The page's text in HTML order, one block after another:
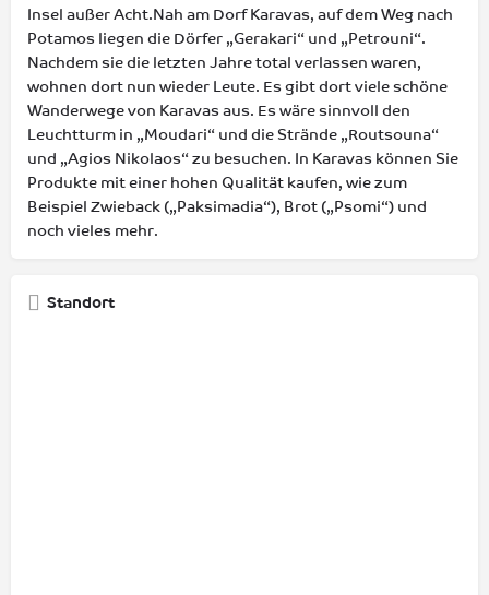
Insel außer Acht.Nah am Dorf Karavas, auf dem Weg nach
Potamos liegen die Dörfer „Gerakari“ und „Petrouni“.
Nachdem sie die letzten Jahre total verlassen waren,
wohnen dort nun wieder Leute. Es gibt dort viele schöne
Wanderwege von Karavas aus. Es wäre sinnvoll den
Leuchtturm in „Moudari“ und die Strände „Routsouna“
und „Agios Nikolaos“ zu besuchen. In Karavas können Sie
Produkte mit einer hohen Qualität kaufen, wie zum
Beispiel Zwieback („Paksimadia“), Brot („Psomi“) und
noch vieles mehr.
Standort